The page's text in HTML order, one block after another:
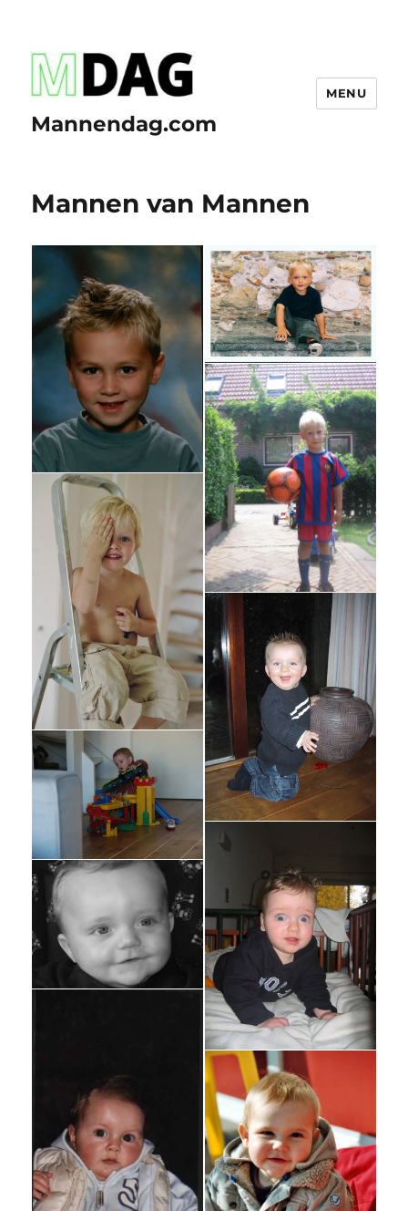
Mannendag.com
MENU
Mannen van Mannen